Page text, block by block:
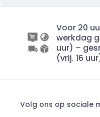
Voor 20
werkdag
uur) –
(vrij. 16
Volg ons op sociale